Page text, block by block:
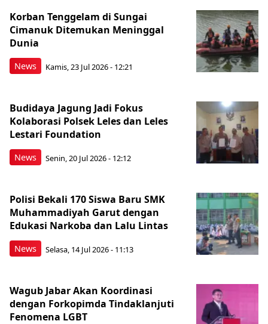
News
Korban Tenggelam di Sungai
Cimanuk Ditemukan Meninggal
Dunia
Kamis, 23 Jul 2026 - 12:21
News
Budidaya Jagung Jadi Fokus
Kolaborasi Polsek Leles dan Leles
Lestari Foundation
Senin, 20 Jul 2026 - 12:12
News
Polisi Bekali 170 Siswa Baru SMK
Muhammadiyah Garut dengan
Edukasi Narkoba dan Lalu Lintas
Selasa, 14 Jul 2026 - 11:13
Wagub Jabar Akan Koordinasi
dengan Forkopimda Tindaklanjuti
Fenomena LGBT